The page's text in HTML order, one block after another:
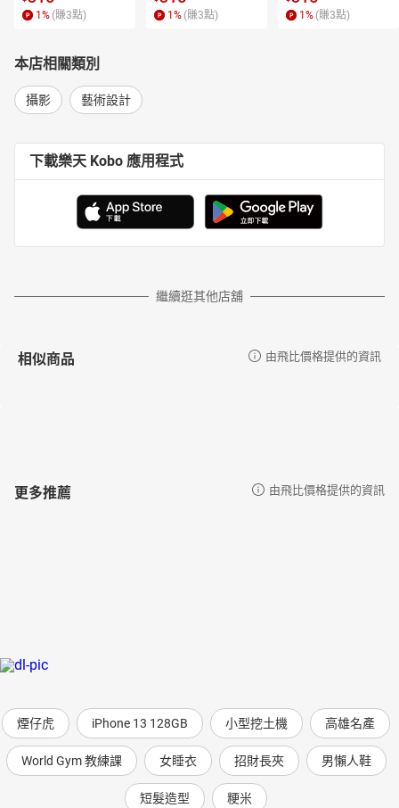
巧以外，更是需要搭配恰當的後製，才能讓重現動人的影像，甚至
暗部細節與色澤2 風景三明治—還原照片應有的風采3 數位黑卡疊圖
—讓亮部不過曝，暗部有細節4 去背更換天空—提昇作品氛圍5 光束
的製作—讓作品更有氣氛Ch. 6 攝影器材大公開想要拍出得獎的好作
Samu老師所慣用的攝影器材，並且提供實用的濾鏡搭配建議。1 拍
攝晨昏夜景光芒與鏡頭的比較2 拍好風景的必備濾鏡組合Ch. 7 比賽
節，將提供國內外攝影比賽的時間表。不妨確認一下，讓您的壓箱
寶也在比賽當中一鳴驚人吧！1 國內外攝影比賽時間表
1 % (賺3點) 1 % (賺3點) 1 % (賺3點)
本店相關類別
攝影 藝術設計
下載樂天 Kobo 應用程式
繼續逛其他店舖
相似商品 由飛比價格提供的資訊
更多推薦 由飛比價格提供的資訊
煙仔虎 iPhone 13 128GB 小型挖土機 高雄名產
World Gym 教練課 女睡衣 招財長夾 男懶人鞋
短髮造型 粳米